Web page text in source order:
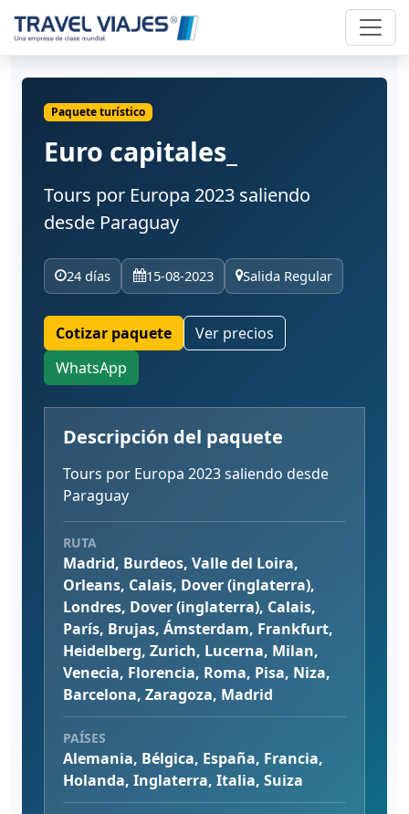
Paquete turístico
Euro capitales_
Tours por Europa 2023 saliendo
desde Paraguay
24 días 15-08-2023 Salida Regular
Cotizar paquete
Ver precios
WhatsApp
Descripción del paquete
Tours por Europa 2023 saliendo desde
Paraguay
RUTA
Madrid, Burdeos, Valle del Loira,
Orleans, Calais, Dover (inglaterra),
Londres, Dover (inglaterra), Calais,
París, Brujas, Ámsterdam, Frankfurt,
Heidelberg, Zurich, Lucerna, Milan,
Venecia, Florencia, Roma, Pisa, Niza,
Barcelona, Zaragoza, Madrid
PAÍSES
Alemania, Bélgica, España, Francia,
Holanda, Inglaterra, Italia, Suiza